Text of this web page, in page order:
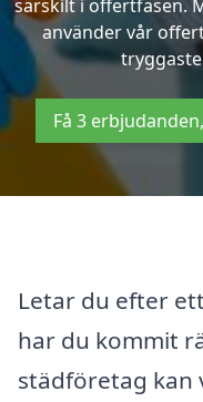
särskilt i offertfasen.
använder vår
Få 3
Letar du efter
har du kommit
städföretag kan